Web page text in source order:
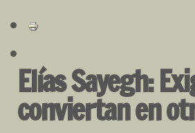
Elías Sayegh:
conviertan en